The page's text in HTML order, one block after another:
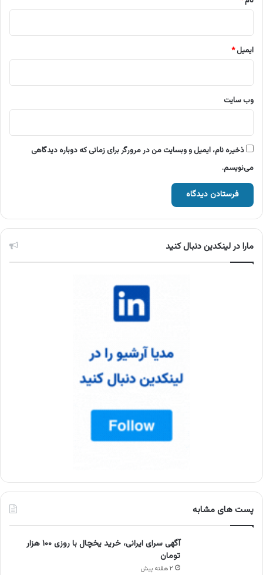
ایمیل*
وب‌ سایت
ذخیره نام، ایمیل و وبسایت من در مرورگر برای زمانی که دوباره دیدگاهی
می‌نویسم.
مارا در لینکدین دنبال کنید
پست های مشابه
آگهی سرای ایرانی، خرید یخچال با روزی ۱۰۰ هزار
تومان
۲ هفته پیش